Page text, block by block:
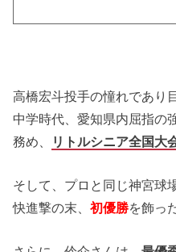
高橋宏斗投手の憧れであり
中学時代、愛知県内屈指の
務め、
リトルシニア全国大
そして、プロと同じ神宮球
快進撃の末、初優勝を飾っ